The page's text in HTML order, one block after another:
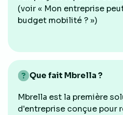
(voir « Mon entreprise
budget mobilité ? »)
Que fait Mbrella ?
Mbrella est la première
d'entreprise conçue pour